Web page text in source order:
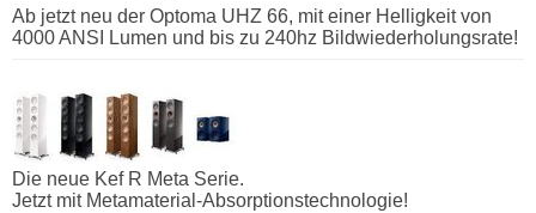
Ab jetzt neu der Optoma UHZ 66, mit einer Helligkeit von
4000 ANSI Lumen und bis zu 240hz Bildwiederholungsrate!
Die neue Kef R Meta Serie.
Jetzt mit Metamaterial-Absorptionstechnologie!